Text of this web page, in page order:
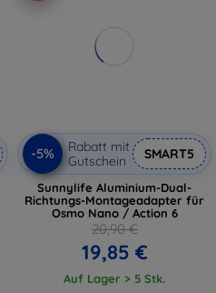
-5%
Rabatt mit
Gutschein
SMART5
Sunnylife Aluminium-Dual-
Richtungs-Montageadapter für
Osmo Nano / Action 6
20,90 €
19,85 €
Auf Lager > 5 Stk.